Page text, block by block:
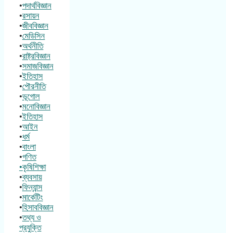
•পদার্থবিজ্ঞান
•রসায়ন
•জীববিজ্ঞান
•মেডিসিন
•অর্থনীতি
•রাষ্ট্রবিজ্ঞান
•সমাজবিজ্ঞান
•ইতিহাস
•পৌরনীতি
•ভূগোল
•মনোবিজ্ঞান
•ইতিহাস
•আইন
•ধর্ম
•বাংলা
•গণিত
•কৃষিশিক্ষা
•ব্যবসায়
•ফিন্যান্স
•মার্কেটিং
•হিসাববিজ্ঞান
•তথ্য ও
প্রযুক্তি